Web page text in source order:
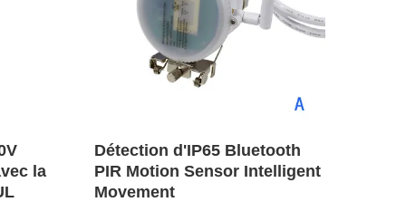
la
Détection d'IP65 Bluetooth
PIR Motion Sensor Intelligent
Movement